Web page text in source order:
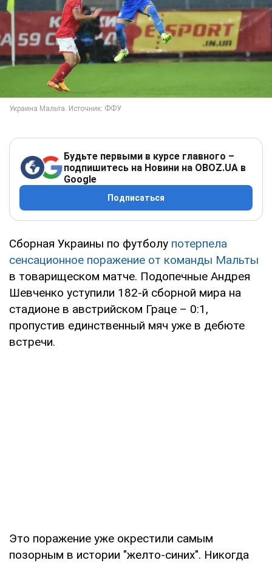
Будьте первыми в курсе главного –
подпишитесь на Новини на OBOZ.UA в
Google
Подписаться
Сборная Украины по футболу потерпела
сенсационное поражение от команды Мальты
в товарищеском матче. Подопечные Андрея
Шевченко уступили 182-й сборной мира на
стадионе в австрийском Граце – 0:1,
пропустив единственный мяч уже в дебюте
встречи.
Это поражение уже окрестили самым
позорным в истории "желто-синих". Никогда